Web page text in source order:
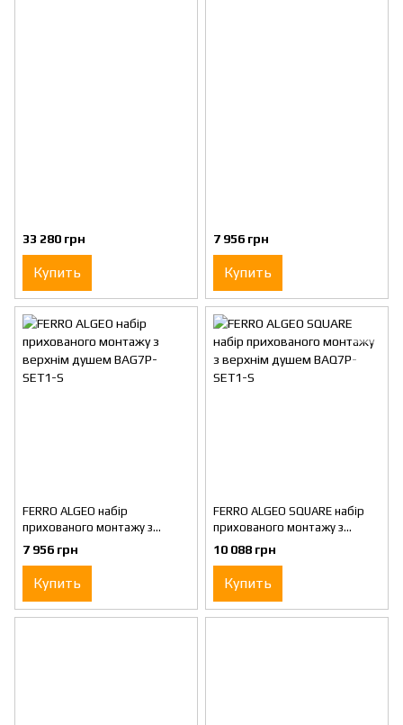
33 280 грн
Купить
7 956 грн
Купить
FERRO ALGEO набір
прихованого монтажу з
верхнім душем BAG7P-SET1-
7 956 грн
Купить
FERRO ALGEO SQUARE набір
прихованого монтажу з
верхнім душем BAQ7P-SET1-
10 088 грн
Купить